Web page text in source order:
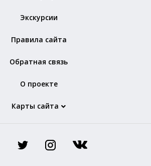
Экскурсии
Правила сайта
Обратная связь
О проекте
Карты сайта